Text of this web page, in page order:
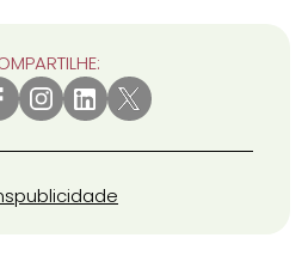
publicidade